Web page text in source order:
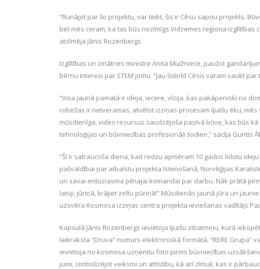
“Runājot par šo projektu, var teikt, šis ir Cēsu sapņu projekts.
bet mēs ceram, ka tas būs nozīmīgs Vidzemes reģiona
atzīmēja Jānis Rozenbergs.
Izglītības un zinātnes ministre Anita Muižniece, paužot
bērnu interesi par STEM jomu. “Jau šobrīd Cēsis varam saukt
“Visa jaunā pamatā ir ideja, iecere, vīzija, kas pakāpeniski no
robežas ir netveramas, atvēlot izziņas procesam īpašu ēku,
mūsdienīga, vides resursus saudzējoša pasīvā būve, kas būs
tehnoloģijas un būvniecības profesionāļi šodien,” sacīja Guntis
“Šī ir satraucoša diena, kad redzu apmēram 10 gadus lolotu
pašvaldībai par atbalstu projekta īstenošanā, Norvēģijas
un savai entuziasma pilnajai komandai par darbu. Nāk prātā
latvji, jūriņā, krājiet zeltu pūriņā!” Mūsdienās jaunā jūra un
uzsvēra Kosmosa izziņas centra projekta ieviešanas vadītājs
Kapsulā Jānis Rozenbergs ievietoja īpašu zibatmiņu, kurā
laikraksta “Druva” numurs elektroniskā formātā. “RERE
ievietoja no kosmosa uzņemtu foto pirms būvniecības
jumi, simbolizējot veiksmi un attīstību, kā arī zīmuli, kas ir